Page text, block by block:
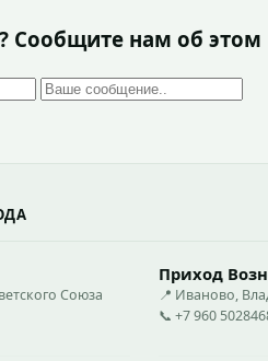
Сообщите нам об этом
Союза
Приход
📍 Иваново,
📞 +7 960